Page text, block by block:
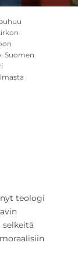
Suomen
teologi